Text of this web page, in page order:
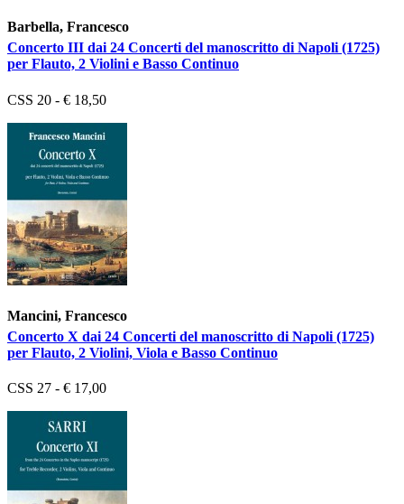
Barbella, Francesco
Concerto III dai 24 Concerti del manoscritto di Napoli (1725)
per Flauto, 2 Violini e Basso Continuo
CSS 20 - € 18,50
Mancini, Francesco
Concerto X dai 24 Concerti del manoscritto di Napoli (1725)
per Flauto, 2 Violini, Viola e Basso Continuo
CSS 27 - € 17,00